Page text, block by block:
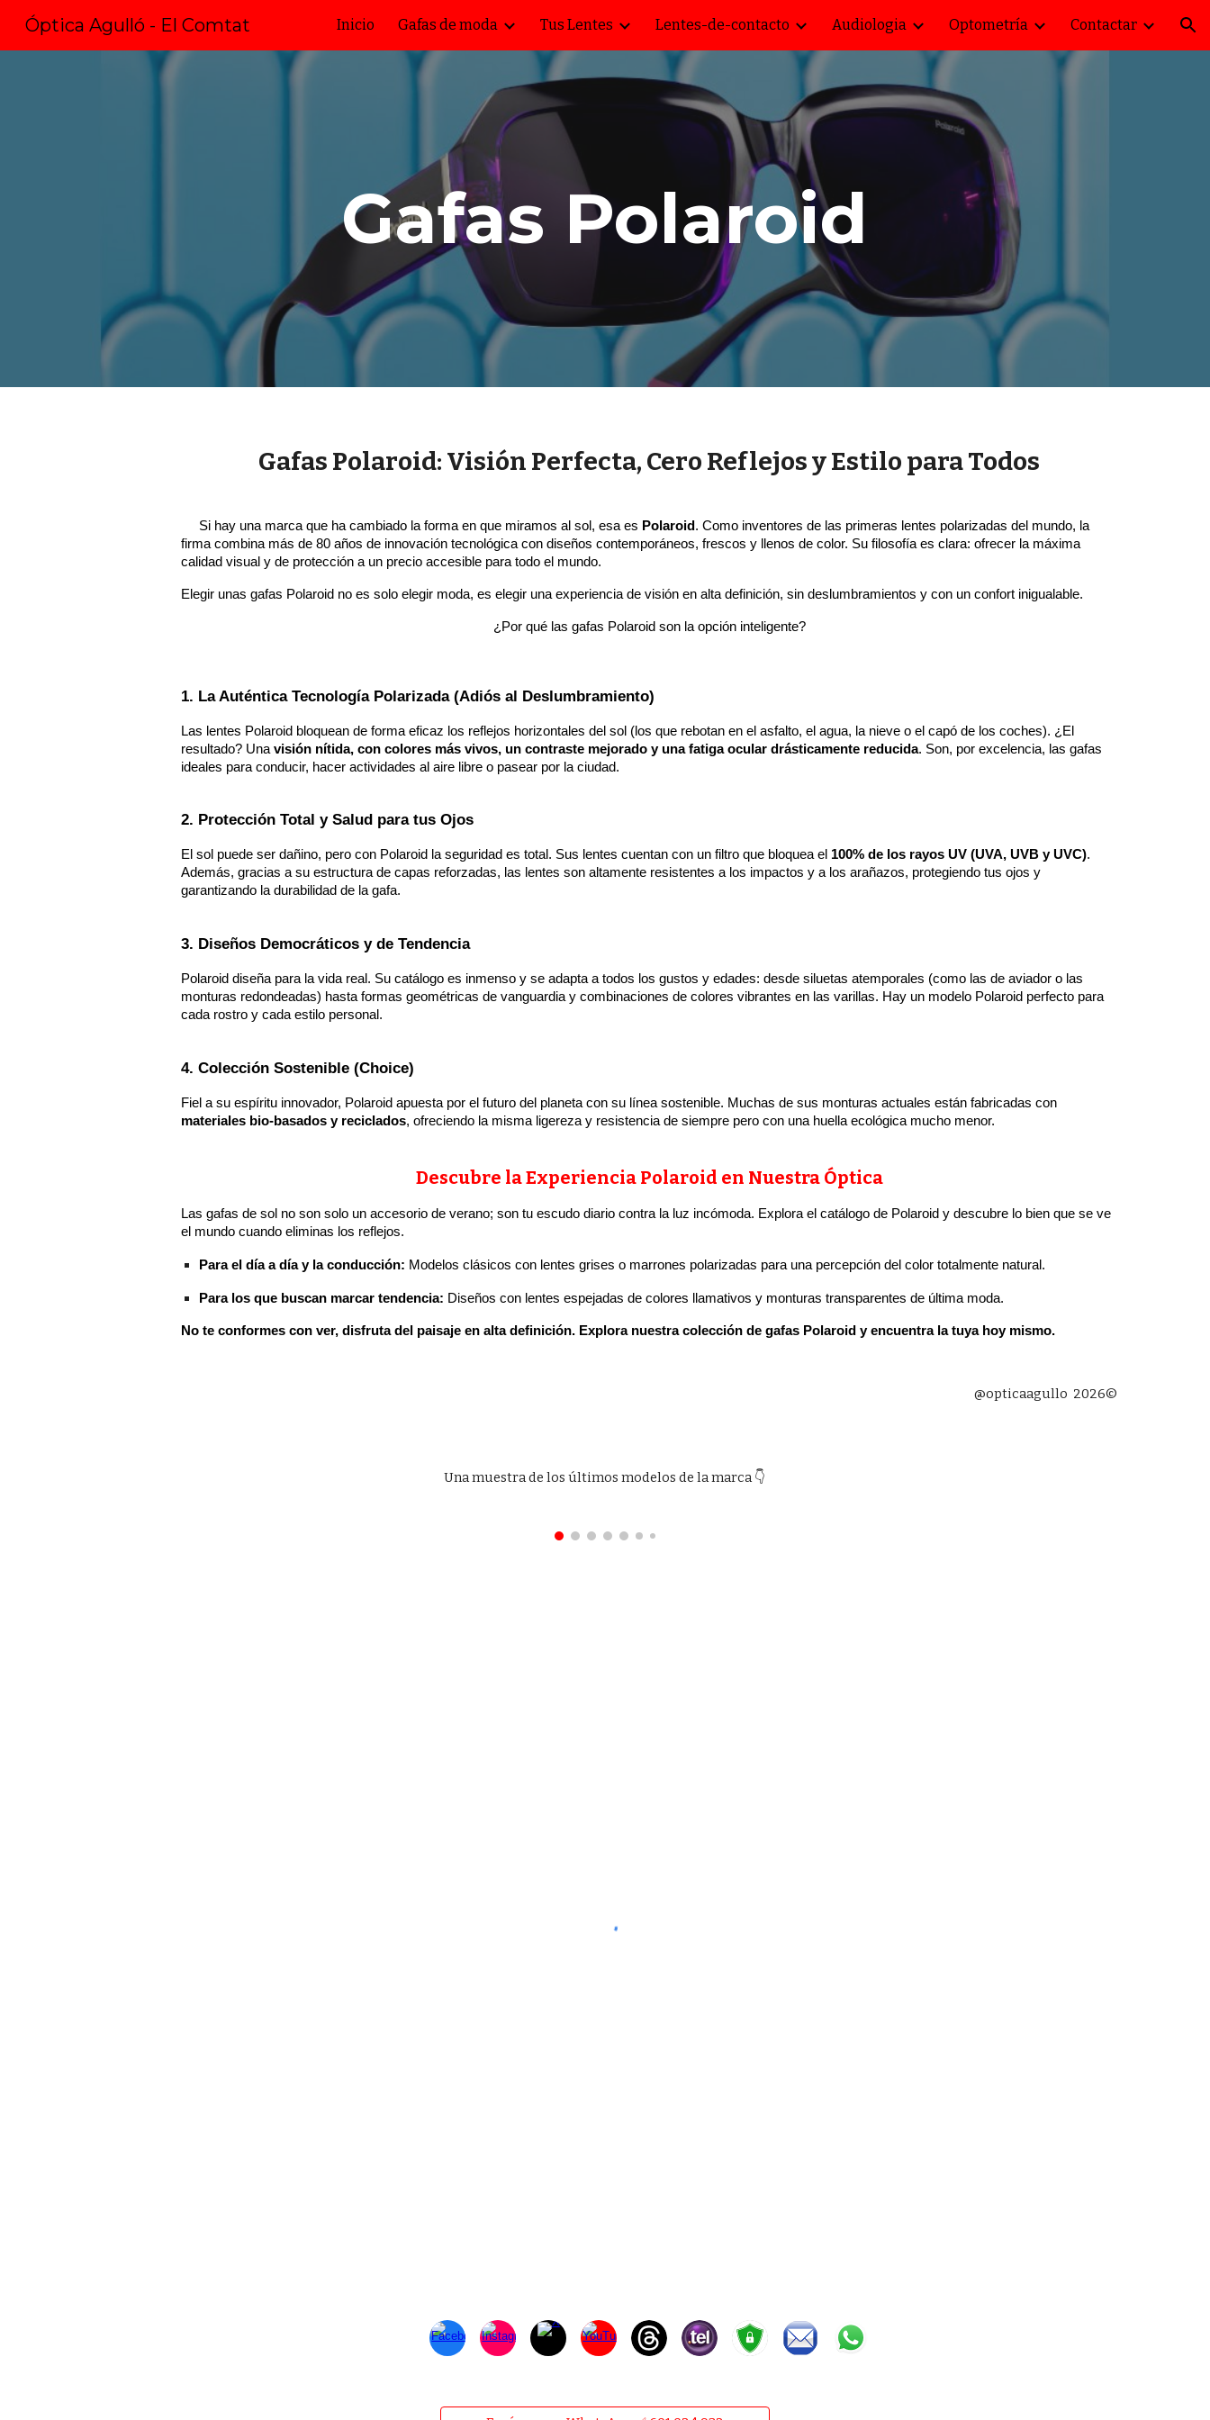
Skip to main content Skip to navigation
Óptica Agulló - El Comtat Inicio Gafas de moda Tus Lentes Lentes-de-contacto Audiologia Optometría Contactar
Gafas Polaroid
Gafas Polaroid: Visión Perfecta, Cero Reflejos y Estilo para Todos
Si hay una marca que ha cambiado la forma en que miramos al sol, esa es Polaroid . Como inventores de las primeras lentes polarizadas del mundo, la
firma combina más de 80 años de innovación tecnológica con diseños contemporáneos, frescos y llenos de color. Su filosofía es clara: ofrecer la máxima
calidad visual y de protección a un precio accesible para todo el mundo.
Elegir unas gafas Polaroid no es solo elegir moda, es elegir una experiencia de visión en alta definición, sin deslumbramientos y con un confort inigualable.
¿Por qué las gafas Polaroid son la opción inteligente?
1. La Auténtica Tecnología Polarizada (Adiós al Deslumbramiento)
Las lentes Polaroid bloquean de forma eficaz los reflejos horizontales del sol (los que rebotan en el asfalto, el agua, la nieve o el capó de los coches). ¿El
resultado? Unavisión nítida, con colores más vivos, un contraste mejorado y una fatiga ocular drásticamente reducida. Son, por excelencia, las gafas
ideales para conducir, hacer actividades al aire libre o pasear por la ciudad.
2. Protección Total y Salud para tus Ojos
El sol puede ser dañino, pero con Polaroid la seguridad es total. Sus lentes cuentan con un filtro que bloquea el 100% de los rayos UV (UVA, UVB y UVC).
Además, gracias a su estructura de capas reforzadas, las lentes son altamente resistentes a los impactos y a los arañazos, protegiendo tus ojos y
garantizando la durabilidad de la gafa.
3. Diseños Democráticos y de Tendencia
Polaroid diseña para la vida real. Su catálogo es inmenso y se adapta a todos los gustos y edades: desde siluetas atemporales (como las de aviador o las
monturas redondeadas) hasta formas geométricas de vanguardia y combinaciones de colores vibrantes en las varillas. Hay un modelo Polaroid perfecto para
cada rostro y cada estilo personal.
4. Colección Sostenible (Choice)
Fiel a su espíritu innovador, Polaroid apuesta por el futuro del planeta con su línea sostenible. Muchas de sus monturas actuales están fabricadas con
materiales bio-basados y reciclados, ofreciendo la misma ligereza y resistencia de siempre pero con una huella ecológica mucho menor.
Descubre la Experiencia Polaroid en Nuestra Óptica
Las gafas de sol no son solo un accesorio de verano; son tu escudo diario contra la luz incómoda. Explora el catálogo de Polaroid y descubre lo bien que se ve
el mundo cuando eliminas los reflejos.
Para el día a día y la conducción: Modelos clásicos con lentes grises o marrones polarizadas para una percepción del color totalmente natural.
Para los que buscan marcar tendencia: Diseños con lentes espejadas de colores llamativos y monturas transparentes de última moda.
No te conformes con ver, disfruta del paisaje en alta definición. Explora nuestra colección de gafas Polaroid y encuentra la tuya hoy mismo.
@opticaagullo 2026©
Una muestra de los últimos modelos de la marca 👇